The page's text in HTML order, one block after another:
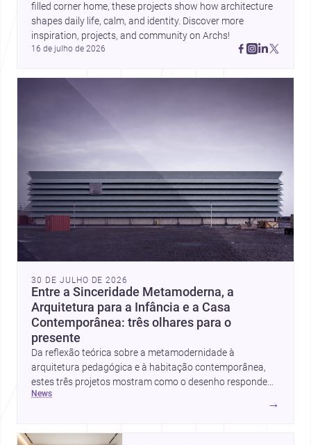
filled corner home, these projects show how architecture
shapes daily life, calm, and identity. Discover more
inspiration, projects, and community on Archs!
16 de julho de 2026
30 DE JULHO DE 2026
Entre a Sinceridade Metamoderna, a
Arquitetura para a Infância e a Casa
Contemporânea: três olhares para o
presente
Da reflexão teórica sobre a metamodernidade à
arquitetura pedagógica e à habitação contemporânea,
estes três projetos mostram como o desenho responde
hoje a emoção, uso e contexto. Para arquitetos, são
pistas valiosas sobre como criar espaços mais humanos,
news
→